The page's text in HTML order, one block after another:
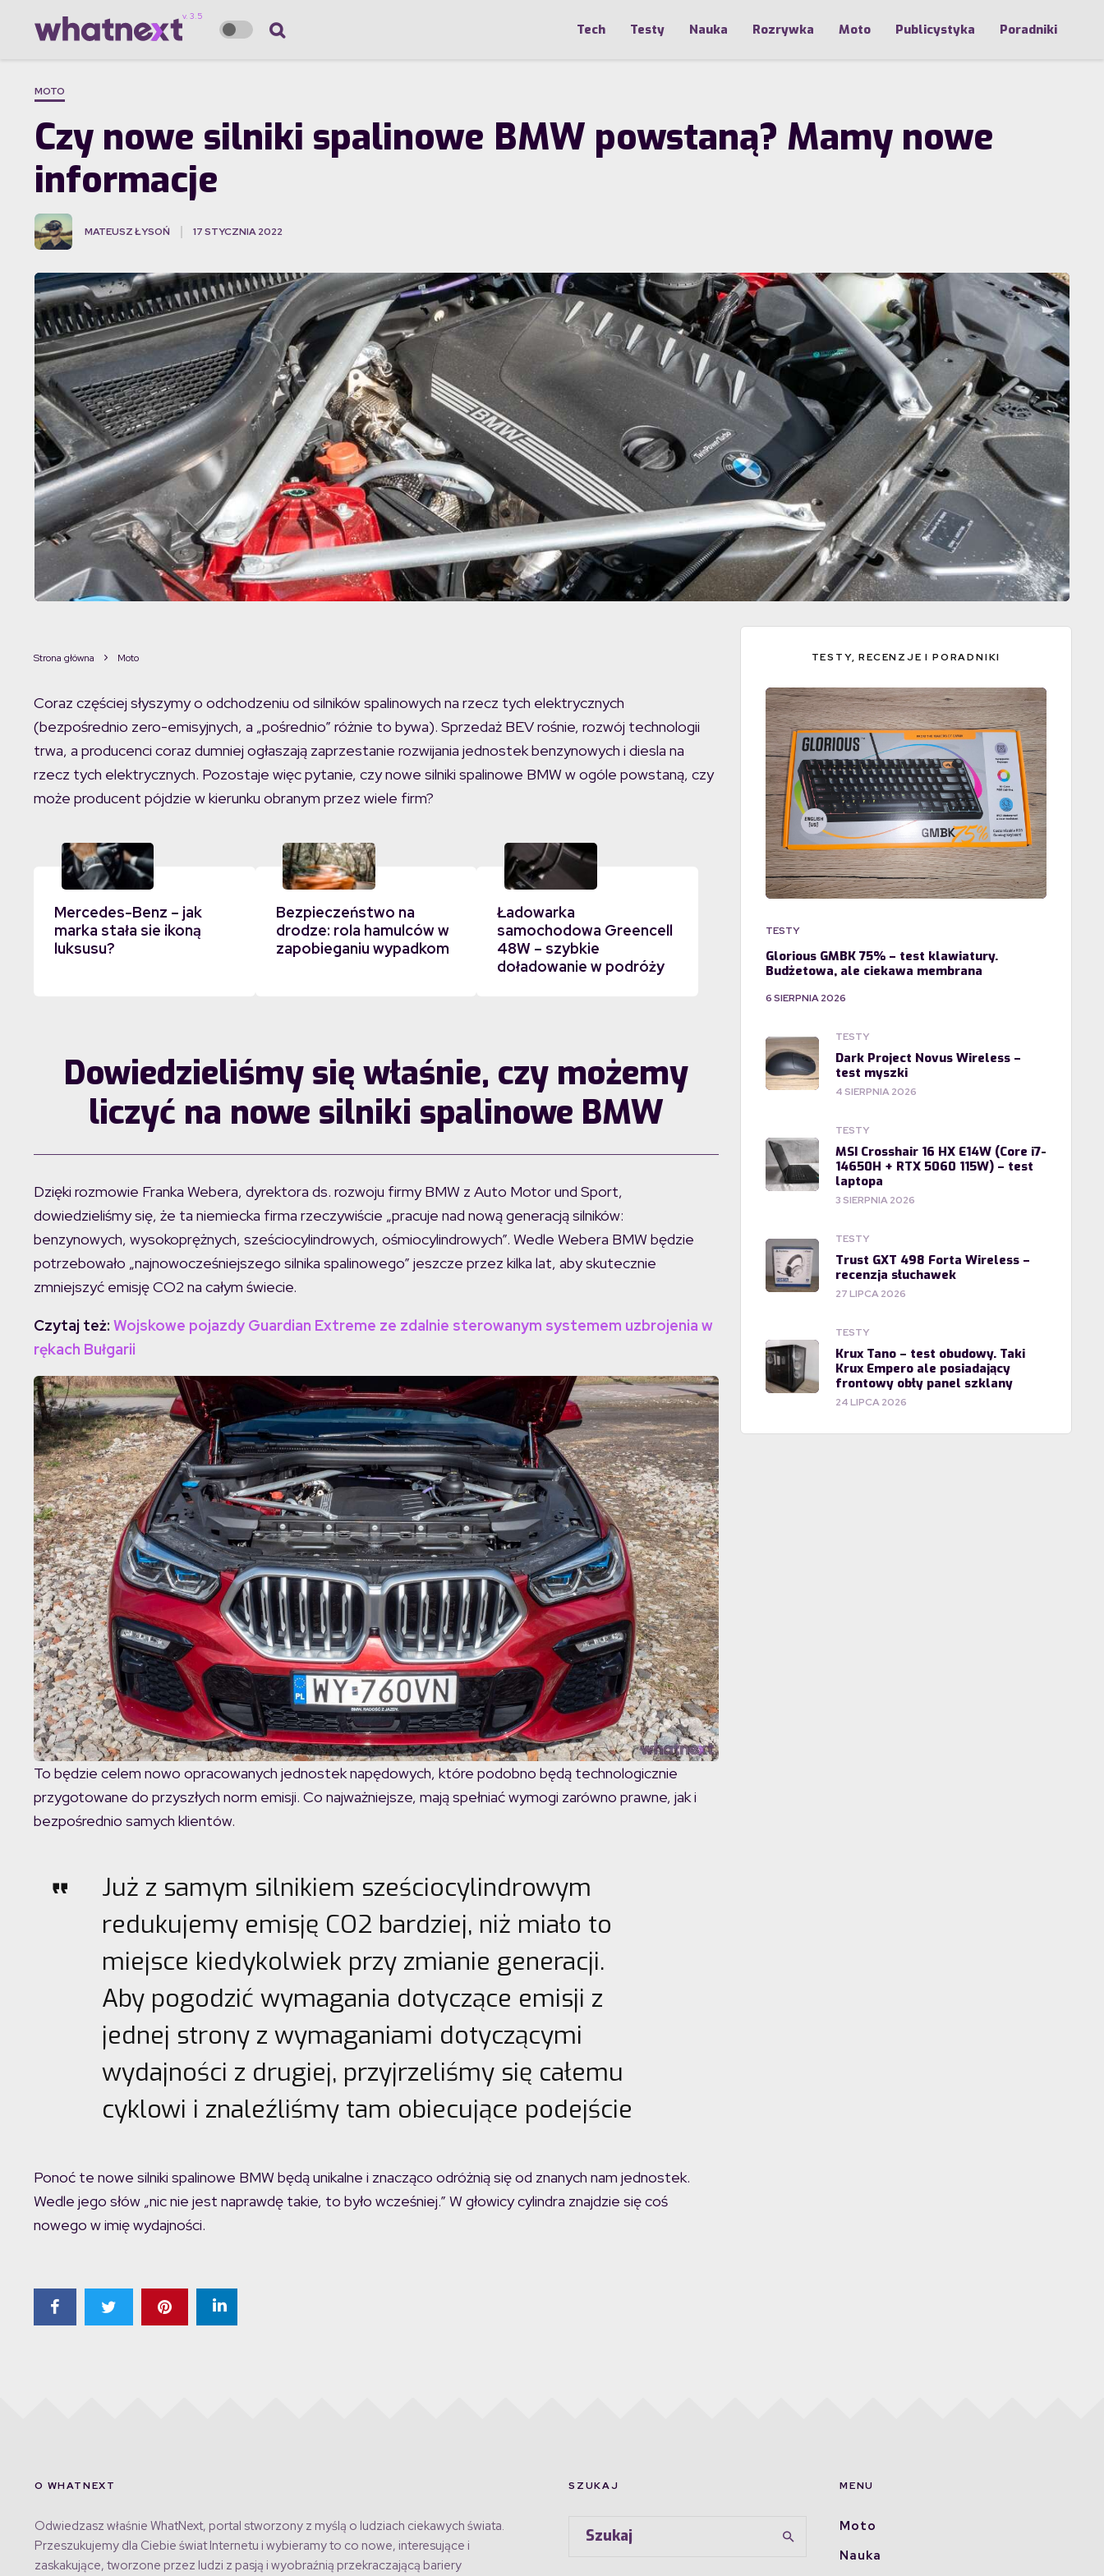
Tech Testy Nauka Rozrywka Moto Publicystyka Poradniki
MOTO
Czy nowe silniki spalinowe BMW powstaną? Mamy nowe
informacje
MATEUSZ ŁYSOŃ 17 STYCZNIA 2022
Strona główna Moto
Coraz częściej słyszymy o odchodzeniu od silników spalinowych na rzecz tych elektrycznych
(bezpośrednio zero-emisyjnych, a „pośrednio” różnie to bywa). Sprzedaż BEV rośnie, rozwój technologii
trwa, a producenci coraz dumniej ogłaszają zaprzestanie rozwijania jednostek benzynowych i diesla na
rzecz tych elektrycznych. Pozostaje więc pytanie, czy nowe silniki spalinowe BMW w ogóle powstaną, czy
może producent pójdzie w kierunku obranym przez wiele firm?
Mercedes-Benz – jak
marka stała sie ikoną
luksusu?
Bezpieczeństwo na
drodze: rola hamulców w
zapobieganiu wypadkom
Ładowarka
samochodowa Greencell
48W – szybkie
doładowanie w podróży
Dowiedzieliśmy się właśnie, czy możemy
liczyć na nowe silniki spalinowe BMW
Dzięki rozmowie Franka Webera, dyrektora ds. rozwoju firmy BMW z Auto Motor und Sport,
dowiedzieliśmy się, że ta niemiecka firma rzeczywiście „pracuje nad nową generacją silników:
benzynowych, wysokoprężnych, sześciocylindrowych, ośmiocylindrowych”. Wedle Webera BMW będzie
potrzebowało „najnowocześniejszego silnika spalinowego” jeszcze przez kilka lat, aby skutecznie
zmniejszyć emisję CO2 na całym świecie.
Czytaj też: Wojskowe pojazdy Guardian Extreme ze zdalnie sterowanym systemem uzbrojenia w
rękach Bułgarii
To będzie celem nowo opracowanych jednostek napędowych, które podobno będą technologicznie
przygotowane do przyszłych norm emisji. Co najważniejsze, mają spełniać wymogi zarówno prawne, jak i
bezpośrednio samych klientów.
Już z samym silnikiem sześciocylindrowym
redukujemy emisję CO2 bardziej, niż miało to
miejsce kiedykolwiek przy zmianie generacji.
Aby pogodzić wymagania dotyczące emisji z
jednej strony z wymaganiami dotyczącymi
wydajności z drugiej, przyjrzeliśmy się całemu
cyklowi i znaleźliśmy tam obiecujące podejście
Ponoć te nowe silniki spalinowe BMW będą unikalne i znacząco odróżnią się od znanych nam jednostek.
Wedle jego słów „nic nie jest naprawdę takie, to było wcześniej.” W głowicy cylindra znajdzie się coś
nowego w imię wydajności.
TESTY, RECENZJE I PORADNIKI
TESTY
Glorious GMBK 75% – test klawiatury.
Budżetowa, ale ciekawa membrana
6 SIERPNIA 2026
TESTY
Dark Project Novus Wireless –
test myszki
4 SIERPNIA 2026
TESTY
MSI Crosshair 16 HX E14W (Core i7-
14650H + RTX 5060 115W) – test
laptopa
3 SIERPNIA 2026
TESTY
Trust GXT 498 Forta Wireless –
recenzja słuchawek
27 LIPCA 2026
TESTY
Krux Tano – test obudowy. Taki
Krux Empero ale posiadający
frontowy obły panel szklany
24 LIPCA 2026
O WHATNEXT
Odwiedzasz właśnie WhatNext, portal stworzony z myślą o ludziach ciekawych świata.
Przeszukujemy dla Ciebie świat Internetu i wybieramy to co nowe, interesujące i
zaskakujące, tworzone przez ludzi z pasją i wyobraźnią przekraczającą bariery
SZUKAJ MENU
Moto
Nauka